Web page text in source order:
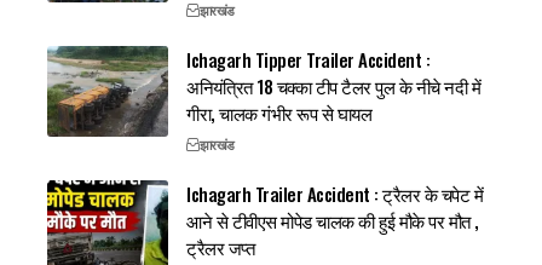
झारखंड
Ichagarh Tipper Trailer Accident :
अनियंत्रित 18 चक्का टीप टैलर पुल के नीचे नदी में
गीरा, चालक गंभीर रूप से घायल
झारखंड
Ichagarh Trailer Accident : ट्रैलर के चपेट में
आने से टीवीएस मोपेड चालक की हुई मौके पर मौत ,
ट्रैलर जप्त